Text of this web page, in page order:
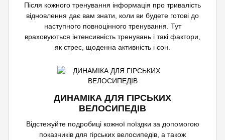
Після кожного тренування інформація про тривалість
відновлення дає вам знати, коли ви будете готові до
наступного повноцінного тренування. Тут
враховуються інтенсивність тренувань і такі фактори,
як стрес, щоденна активність і сон.
ДИНАМІКА ДЛЯ ГІРСЬКИХ
ВЕЛОСИПЕДІВ
Відстежуйте подробиці кожної поїздки за допомогою
показників для гірських велосипедів, а також